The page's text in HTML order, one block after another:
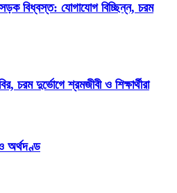
সড়ক বিধ্বস্ত: যোগাযোগ বিচ্ছিন্ন, চরম
চরম দুর্ভোগে শ্রমজীবী ও শিক্ষার্থীরা
ও অর্থদণ্ড